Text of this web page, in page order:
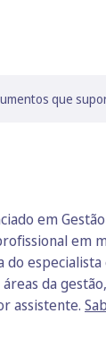
que
em
da
assistente.